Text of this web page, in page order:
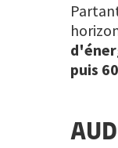
puis